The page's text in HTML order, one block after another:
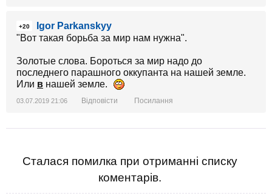
+20
Igor Parkanskyy
"Вот такая борьба за мир нам нужна".
Золотые слова. Бороться за мир надо до
последнего парашного оккупанта на нашей земле.
Или в нашей земле.
03.07.2019 21:06 Відповісти Посилання
Сталася помилка при отриманні списку
коментарів.